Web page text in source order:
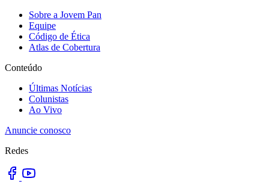
Sobre a Jovem Pan
Equipe
Código de Ética
Atlas de Cobertura
Conteúdo
Últimas Notícias
Colunistas
Ao Vivo
Anuncie conosco
Redes